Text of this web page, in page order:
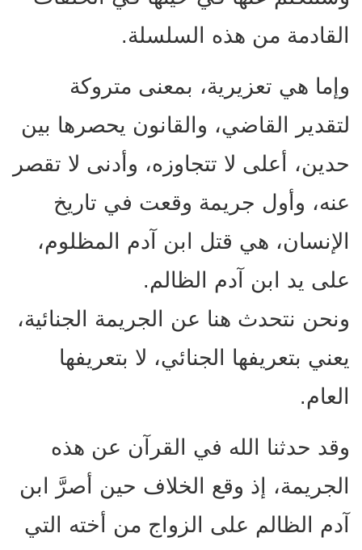
القادمة من هذه السلسلة.
وإما هي تعزيرية، بمعنى متروكة
لتقدير القاضي، والقانون يحصرها بين
حدين، أعلى لا تتجاوزه، وأدنى لا تقصر
عنه، وأول جريمة وقعت في تاريخ
الإنسان، هي قتل ابن آدم المظلوم،
على يد ابن آدم الظالم.
ونحن نتحدث هنا عن الجريمة الجنائية،
يعني بتعريفها الجنائي، لا بتعريفها
العام.
وقد حدثنا الله في القرآن عن هذه
الجريمة، إذ وقع الخلاف حين أصرَّ ابن
آدم الظالم على الزواج من أخته التي